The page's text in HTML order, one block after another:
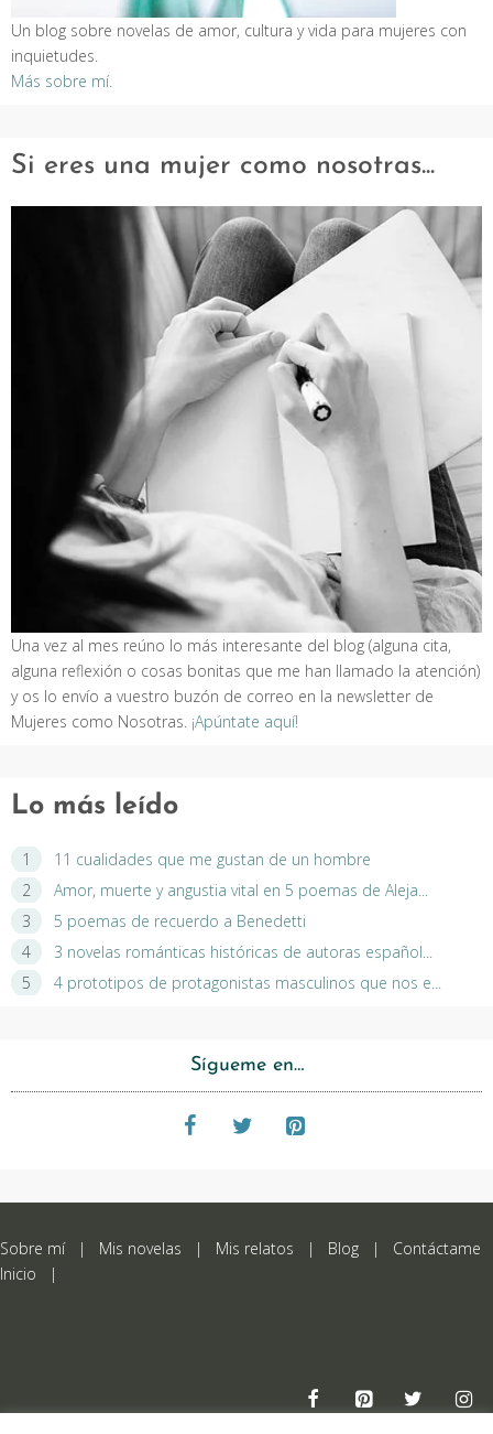
Un blog sobre novelas de amor, cultura y vida para mujeres con
inquietudes.
Más sobre mí.
Si eres una mujer como nosotras...
Una vez al mes reúno lo más interesante del blog (alguna cita,
alguna reflexión o cosas bonitas que me han llamado la atención)
y os lo envío a vuestro buzón de correo en la newsletter de
Mujeres como Nosotras. ¡Apúntate aquí!
Lo más leído
11 cualidades que me gustan de un hombre
Amor, muerte y angustia vital en 5 poemas de Aleja...
5 poemas de recuerdo a Benedetti
3 novelas románticas históricas de autoras español...
4 prototipos de protagonistas masculinos que nos e...
Sígueme en…
Sobre mí| Mis novelas | Mis relatos | Blog | Contáctame
Inicio |